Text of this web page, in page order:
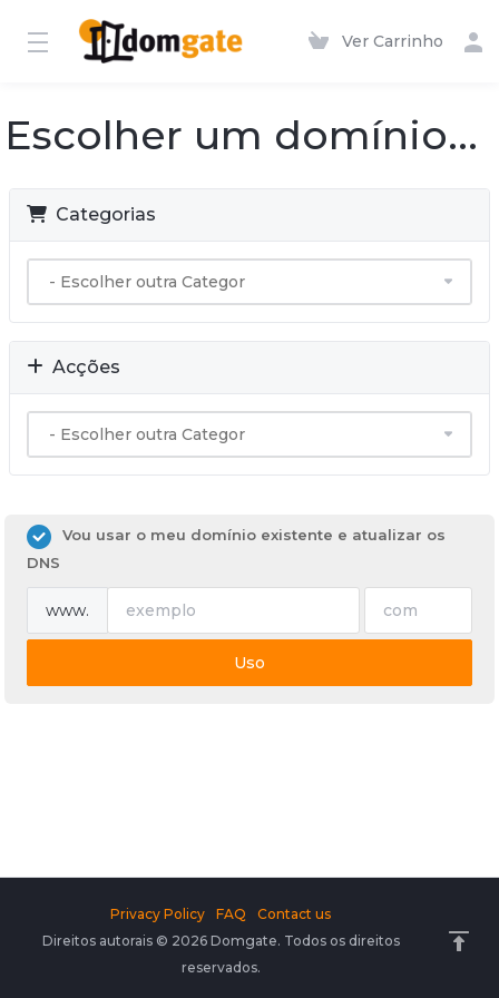
Ver Carrinho
Escolher um domínio...
Categorias
Acções
Vou usar o meu domínio existente e atualizar os
DNS
www.
Uso
Direitos autorais © 2026 Domgate. Todos os direitos
reservados.
Privacy Policy FAQ Contact us